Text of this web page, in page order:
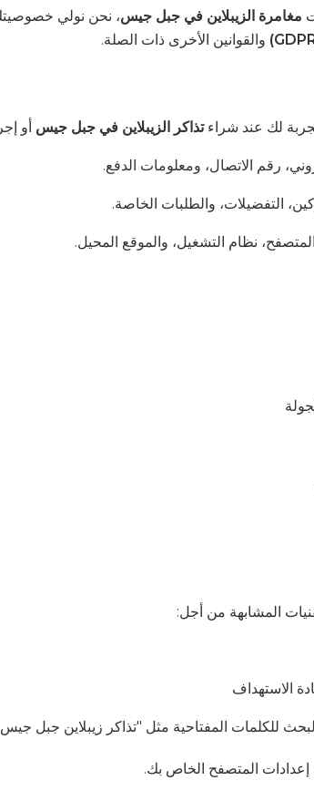
مغامرة الزيبلاين في جبل جيس، نحن نولي
والقوانين الأخرى ذات الصلة.
لك عند شراءتذاكر الزيبلاين في جبل جيس أو
رقم الاتصال، ومعلومات الدفع.
التفضيلات، والطلبات الخاصة.
الاستهداف
للكلمات المفتاحية مثل "تذاكر زيبلاين جبل
إعدادات المتصفح الخاص بك.